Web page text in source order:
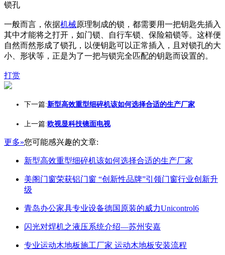
锁孔
一般而言，依据机械原理制成的锁，都需要用一把钥匙先插入
其中才能将之打开，如门锁、自行车锁、保险箱锁等。这样便
自然而然形成了锁孔，以便钥匙可以正常插入，且对锁孔的大
小、形状等，正是为了一把与锁完全匹配的钥匙而设置的。
打赏
下一篇:新型高效重型细碎机该如何选择合适的生产厂家
上一篇: 欧视显科技镜面电视
更多»您可能感兴趣的文章:
新型高效重型细碎机该如何选择合适的生产厂家
美阁门窗荣获铝门窗 “创新性品牌”引领门窗行业创新升
级
青岛办公家具专业设备德国原装的威力Unicontrol6
闪光对焊机之液压系统介绍—苏州安嘉
专业运动木地板施工厂家 运动木地板安装流程